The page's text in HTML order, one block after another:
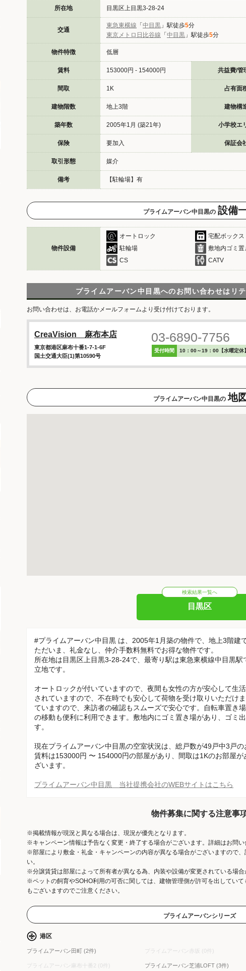
所在地 目黒区上目黒3-28-24
交通
東急東横線 「中目黒 」駅徒歩5分
東京メトロ日比谷線 「中目黒 」駅徒歩5分
物件特徴 低層
賃料 153000円 - 154000円 共益費/管
間取 1K 占有面
建物階数 地上3階 建物構
築年数 2005年1月 (築21年) 小学校エ
保険 要加入 保証会
取引形態 媒介
備考 【駐輪場】有
プライムアーバン中目黒の 設備
物件設備
オートロック
宅配ボックス
駐輪場
敷地内ゴミ置
CS
CATV
プライムアーバン中目黒へのお問い合わせは リ
お問い合わせは、お電話かメールフォームより受け付けております。
CreaVision 麻布本店
東京都港区麻布十番1-7-1-6F
国土交通大臣(1)第10590号
03-6890-7756
受付時間 10：00～19：00【水曜定休
プライムアーバン中目黒の 地
検索結果一覧へ
目黒区
#プライムアーバン中目黒 は、2005年1月築の物件で、地上3階建
ただいま、礼金なし、仲介手数料無料でお得な物件です。
所在地は目黒区上目黒3-28-24で、最寄り駅は東急東横線中目黒
立地です。
オートロックが付いていますので、夜間も女性の方が安心して生
されていますので、不在時でも安心して荷物を受け取りいただけ
ていますので、来訪者の確認もスムーズで安心です。自転車置き
の移動も便利に利用できます。敷地内にゴミ置き場があり、ゴミ
す。
現在プライムアーバン中目黒の空室状況は、総戸数が49戸中3戸
賃料は153000円 〜 154000円の部屋があり、間取は1Kのお部屋
ざいます。
プライムアーバン中目黒 当社提携会社のWEBサイトはこちら
物件募集に関する注意事
※掲載情報が現況と異なる場合は、現況が優先となります。
※キャンペーン情報は予告なく変更・終了する場合がございます。詳細はお問
※部屋により敷金・礼金・キャンペーンの内容が異なる場合がございますので
い。
※分譲賃貸は部屋によって所有者が異なる為、内装や設備が変更されている場
※ペットの飼育やSOHO利用の可否に関しては、建物管理側が許可を出してい
もございますのでご注意ください。
プライムアーバンシリーズ
港区
プライムアーバン田町 (2件) プライムアーバン赤坂 (0件)
プライムアーバン麻布十番2 (0件) プライムアーバン芝浦LOFT (3件)